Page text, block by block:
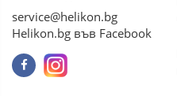
service@helikon.bg
Helikon.bg във Facebook